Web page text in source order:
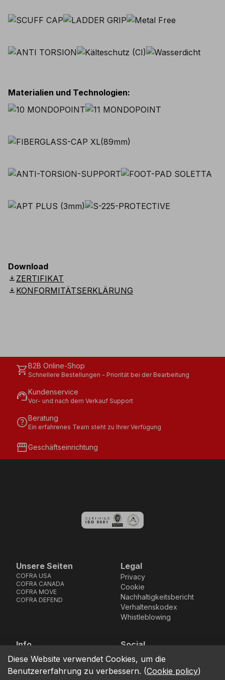
Materialien und Technologien:
Download
download ZERTIFIKAT
download KONFORMITÄTSERKLÄRUNG
shopping_cartB2B Online-Shop
Schnellere Bestellungen - Priorität bei der Bearbeitung
support_agentKundenservice
Vor- und nach dem Verkauf Support
helpBeratung
Ein erfahrenes Team steht zu Ihrer Verfügung
storefrontGeschäftseinrichtung
Unsere Seiten
COFRA USA
COFRA CANADA
COFRA MOVE
COFRA DEFEND
Legal
Privacy
Cookie
Nachhaltigkeitsbericht
Verhaltenskodex
Whistleblowing
Info
location_on
Via dell’Euro 53-57-59,
76121 Barletta - BT -
ITALIA
Social
Facebook
Instagram
YoutubeLinkedIn
Diese Website verwendet Cookies, um die
Benutzererfahrung zu verbessern. (Cookie policy)